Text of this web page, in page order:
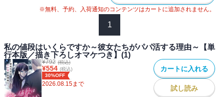
※無料、予約、入荷通知のコンテンツはカートに追加されません。
1
私の値段はいくらですか～彼女たちがパパ活する理由～【単
行本版／描き下ろしオマケつき】(1)
¥792 (税込)
¥554 (税込)
30%OFF
2026.08.15まで
カートに入れる
試し読み